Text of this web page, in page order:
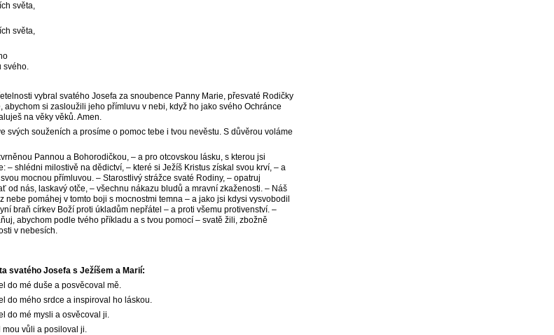
světa,
světa,
svého.
vybral svatého Josefa za snoubence Panny Marie, přesvaté Rodičky
abychom si zasloužili jeho přímluvu v nebi, když ho jako svého Ochránce
na věky věků. Amen.
svých souženích a prosíme o pomoc tebe i tvou nevěstu. S důvěrou voláme
Pannou a Bohorodičkou, – a pro otcovskou lásku, s kterou jsi
– shlédni milostivě na dědictví, – které si Ježíš Kristus získal svou krví, – a
mocnou přímluvou. – Starostlivý strážce svaté Rodiny, – opatruj
od nás, laskavý otče, – všechnu nákazu bludů a mravní zkaženosti. – Náš
nebe pomáhej v tomto boji s mocnostmi temna – a jako jsi kdysi vysvobodil
braň církev Boží proti úkladům nepřátel – a proti všemu protivenství. –
abychom podle tvého příkladu a s tvou pomocí – svatě žili, zbožně
v nebesích.
svatého Josefa s Ježíšem a Marií:
do mé duše a posvěcoval mě.
do mého srdce a inspiroval ho láskou.
do mé mysli a osvěcoval ji.
mou vůli a posiloval ji.